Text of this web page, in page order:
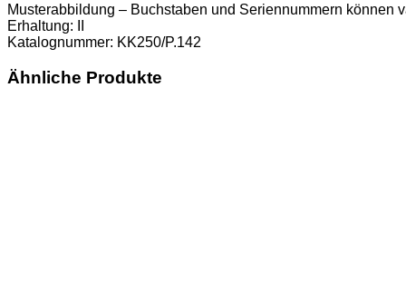
Musterabbildung – Buchstaben und Seriennummern können
Erhaltung: II
Katalognummer: KK250/P.142
Ähnliche Produkte